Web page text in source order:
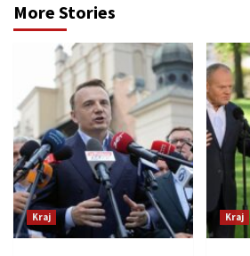
More Stories
Kraj Kraj